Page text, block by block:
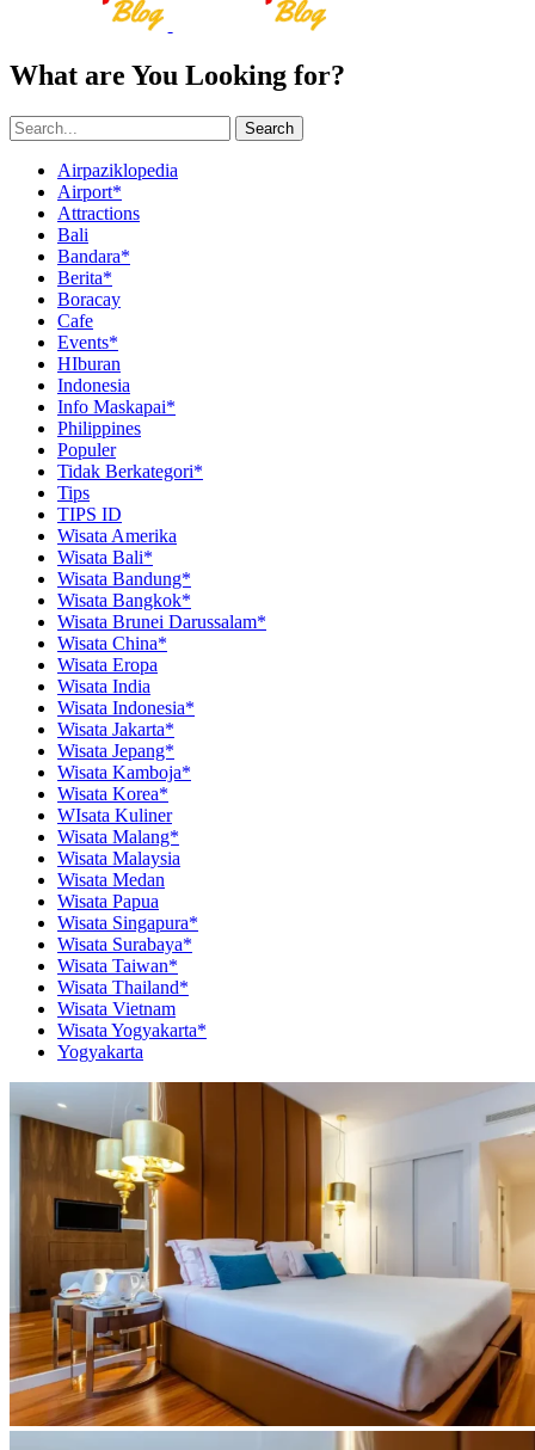
What are You Looking for?
Search
Airpaziklopedia
Airport*
Attractions
Bali
Bandara*
Berita*
Boracay
Cafe
Events*
HIburan
Indonesia
Info Maskapai*
Philippines
Populer
Tidak Berkategori*
Tips
TIPS ID
Wisata Amerika
Wisata Bali*
Wisata Bandung*
Wisata Bangkok*
Wisata Brunei Darussalam*
Wisata China*
Wisata Eropa
Wisata India
Wisata Indonesia*
Wisata Jakarta*
Wisata Jepang*
Wisata Kamboja*
Wisata Korea*
WIsata Kuliner
Wisata Malang*
Wisata Malaysia
Wisata Medan
Wisata Papua
Wisata Singapura*
Wisata Surabaya*
Wisata Taiwan*
Wisata Thailand*
Wisata Vietnam
Wisata Yogyakarta*
Yogyakarta